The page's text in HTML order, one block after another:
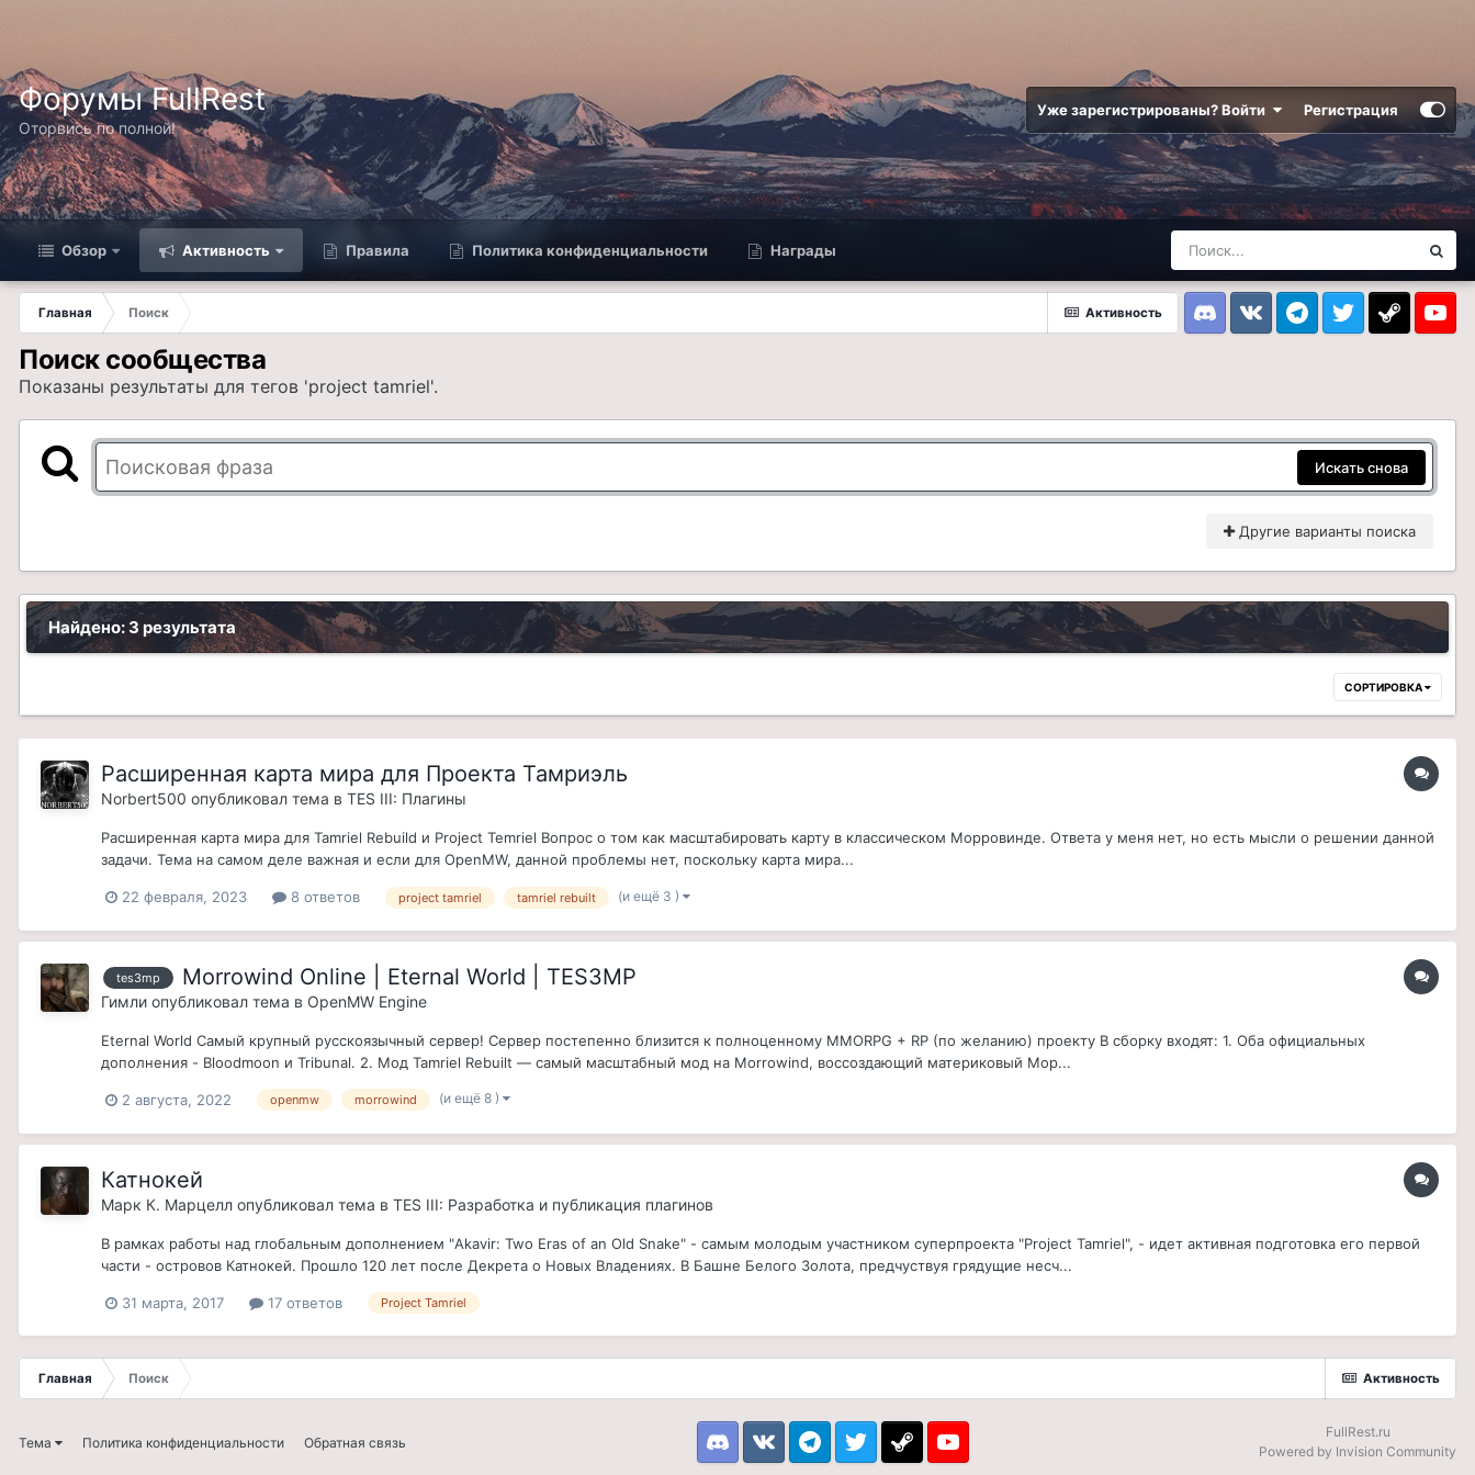
Форумы FullRest
Оторвись по полной!
Уже зарегистрированы? Войти Регистрация
Обзор Активность Правила Политика конфиденциальности Награды
Активность
Главная
Поиск
DiscordVK TelegramTwitter Steam
Поиск сообщества
Показаны результаты для тегов 'project tamriel'.
Искать снова
Другие варианты поиска
Найдено: 3 результата
СОРТИРОВКА
Расширенная карта мира для Проекта Тамриэль
Norbert500 опубликовал тема в TES III: Плагины
Расширенная карта мира для Tamriel Rebuild и Project Temriel Вопрос о том как масштабировать карту в классическом Морровинде. Ответа у меня нет, но есть мысли о решении данной
задачи. Тема на самом деле важная и если для OpenMW, данной проблемы нет, поскольку карта мира...
22 февраля, 2023 8 ответов project tamriel tamriel rebuilt (и ещё 3 )
tes3mp Morrowind Online | Eternal World | TES3MP
Гимли опубликовал тема в OpenMW Engine
Eternal World Самый крупный русскоязычный сервер! Сервер постепенно близится к полноценному MMORPG + RP (по желанию) проекту В сборку входят: 1. Оба официальных
дополнения - Bloodmoon и Tribunal. 2. Мод Tamriel Rebuilt — самый масштабный мод на Morrowind, воссоздающий материковый Мор...
2 августа, 2022 openmw morrowind (и ещё 8 )
Катнокей
Марк К. Марцелл опубликовал тема в TES III: Разработка и публикация плагинов
В рамках работы над глобальным дополнением "Akavir: Two Eras of an Old Snake" - самым молодым участником суперпроекта "Project Tamriel", - идет активная подготовка его первой
части - островов Катнокей. Прошло 120 лет после Декрета о Новых Владениях. В Башне Белого Золота, предчуствуя грядущие несч...
31 марта, 2017 17 ответов Project Tamriel
Активность
Главная Поиск
Тема Политика конфиденциальности Обратная связь
DiscordVK TelegramTwitter Steam Youtube
FullRest.ru
Powered by Invision Community